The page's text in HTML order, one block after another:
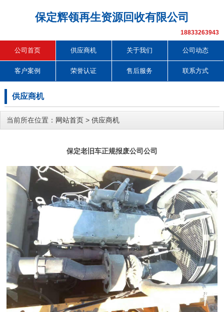
保定辉领再生资源回收有限公司
18833263943
公司首页 供应商机 关于我们 公司动态
客户案例 荣誉认证 售后服务 联系方式
供应商机
当前所在位置： 网站首页 > 供应商机
保定老旧车正规报废公司公司